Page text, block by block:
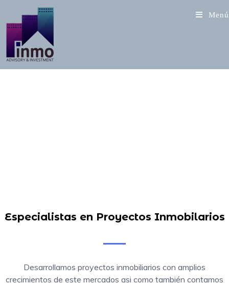
contenido
Menú
Especialistas en Proyectos Inmobilarios
Desarrollamos proyectos inmobiliarios con amplios
crecimientos de este mercados asi como también contamos